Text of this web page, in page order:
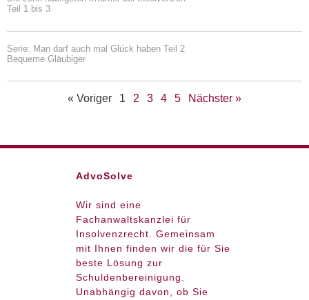
Teil 1 bis 3
Serie: Man darf auch mal Glück haben Teil 2
Bequeme Gläubiger
« Voriger 1 2 3 4 5 Nächster »
AdvoSolve
Wir sind eine
Fachanwaltskanzlei für
Insolvenzrecht. Gemeinsam
mit Ihnen finden wir die für Sie
beste Lösung zur
Schuldenbereinigung.
Unabhängig davon, ob Sie